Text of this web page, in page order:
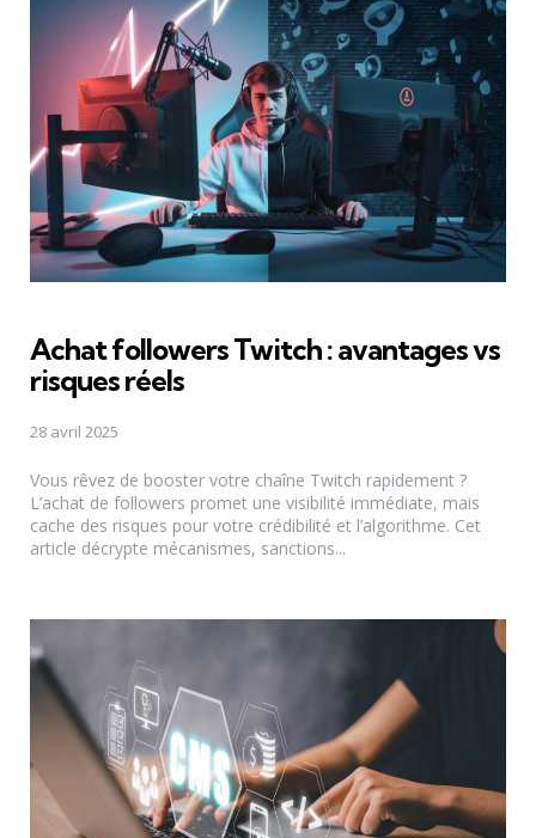
Achat followers Twitch : avantages vs
risques réels
28 avril 2025
Vous rêvez de booster votre chaîne Twitch rapidement ?
L’achat de followers promet une visibilité immédiate, mais
cache des risques pour votre crédibilité et l’algorithme. Cet
article décrypte mécanismes, sanctions...